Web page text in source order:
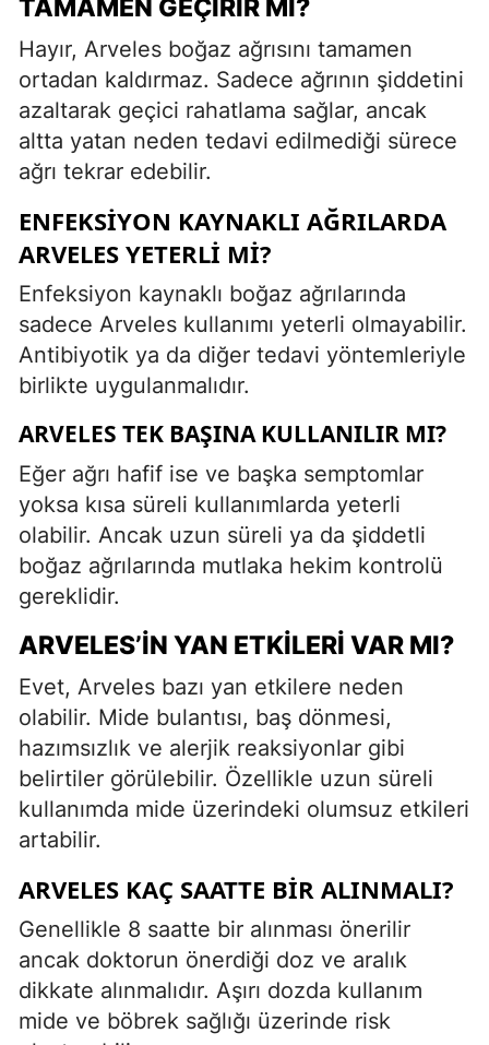
TAMAMEN GEÇIRIR MI?
Hayır, Arveles boğaz ağrısını tamamen
ortadan kaldırmaz. Sadece ağrının şiddetini
azaltarak geçici rahatlama sağlar, ancak
altta yatan neden tedavi edilmediği sürece
ağrı tekrar edebilir.
ENFEKSIYON KAYNAKLI AĞRILARDA
ARVELES YETERLI MI?
Enfeksiyon kaynaklı boğaz ağrılarında
sadece Arveles kullanımı yeterli olmayabilir.
Antibiyotik ya da diğer tedavi yöntemleriyle
birlikte uygulanmalıdır.
ARVELES TEK BAŞINA KULLANILIR MI?
Eğer ağrı hafif ise ve başka semptomlar
yoksa kısa süreli kullanımlarda yeterli
olabilir. Ancak uzun süreli ya da şiddetli
boğaz ağrılarında mutlaka hekim kontrolü
gereklidir.
ARVELES’IN YAN ETKILERI VAR MI?
Evet, Arveles bazı yan etkilere neden
olabilir. Mide bulantısı, baş dönmesi,
hazımsızlık ve alerjik reaksiyonlar gibi
belirtiler görülebilir. Özellikle uzun süreli
kullanımda mide üzerindeki olumsuz etkileri
artabilir.
ARVELES KAÇ SAATTE BIR ALINMALI?
Genellikle 8 saatte bir alınması önerilir
ancak doktorun önerdiği doz ve aralık
dikkate alınmalıdır. Aşırı dozda kullanım
mide ve böbrek sağlığı üzerinde risk